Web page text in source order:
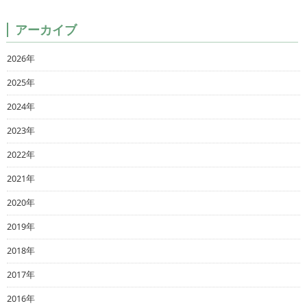
アーカイブ
2026年
2025年
2024年
2023年
2022年
2021年
2020年
2019年
2018年
2017年
2016年